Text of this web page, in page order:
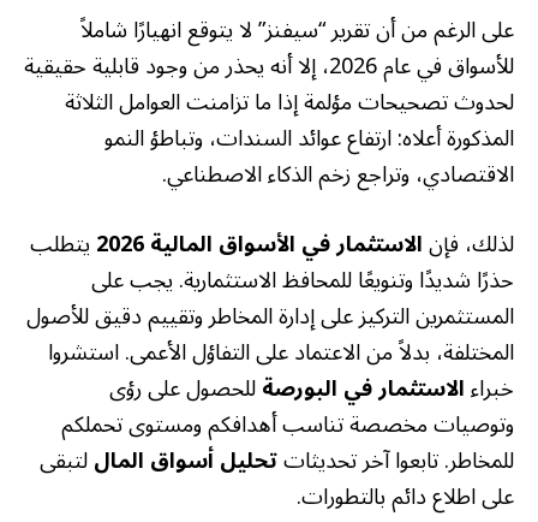
على الرغم من أن تقرير “سيفنز” لا يتوقع انهيارًا شاملاً
للأسواق في عام 2026، إلا أنه يحذر من وجود قابلية حقيقية
لحدوث تصحيحات مؤلمة إذا ما تزامنت العوامل الثلاثة
المذكورة أعلاه: ارتفاع عوائد السندات، وتباطؤ النمو
الاقتصادي، وتراجع زخم الذكاء الاصطناعي.
لذلك، فإنالاستثمار في الأسواق المالية 2026 يتطلب
حذرًا شديدًا وتنويعًا للمحافظ الاستثمارية. يجب على
المستثمرين التركيز على إدارة المخاطر وتقييم دقيق للأصول
المختلفة، بدلاً من الاعتماد على التفاؤل الأعمى. استشروا
خبراءالاستثمار في البورصةللحصول على رؤى
وتوصيات مخصصة تناسب أهدافكم ومستوى تحملكم
للمخاطر. تابعوا آخر تحديثاتتحليل أسواق الماللتبقى
على اطلاع دائم بالتطورات.